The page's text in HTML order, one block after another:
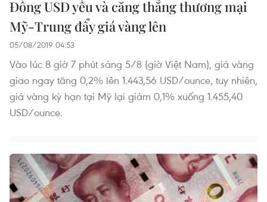
Đồng USD yếu và căng thẳng thương mại
Mỹ-Trung đẩy giá vàng lên
05/08/2019 04:53
Vào lúc 8 giờ 7 phút sáng 5/8 (giờ Việt Nam), giá vàng
giao ngay tăng 0,2% lên 1.443,56 USD/ounce, tuy nhiên,
giá vàng kỳ hạn tại Mỹ lại giảm 0,1% xuống 1.455,40
USD/ounce.